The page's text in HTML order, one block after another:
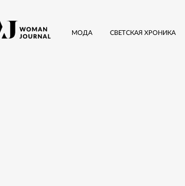
МОДА СВЕТСКАЯ ХРОНИКА